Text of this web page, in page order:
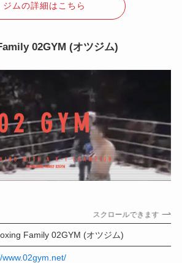
ジムの詳細はこちら
02GYM (オツジム)
スクロールできます
Family 02GYM (オツジム)
www.02gym.net/